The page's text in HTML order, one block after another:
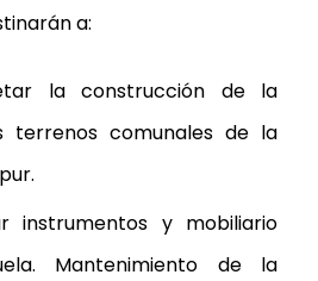
a:
la construcción de la
terrenos comunales de la
instrumentos y mobiliario
Mantenimiento de la